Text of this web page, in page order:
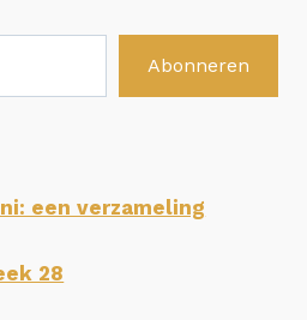
Abonneren
een verzameling
28